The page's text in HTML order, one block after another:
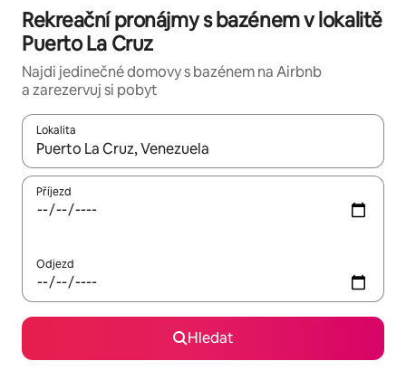
Rekreační pronájmy s bazénem v lokalitě
Puerto La Cruz
Najdi jedinečné domovy s bazénem na Airbnb
a zarezervuj si pobyt
Lokalita
Až budou výsledky k dispozici, můžeš si je procházet pomocí
Příjezd
Odjezd
Hledat